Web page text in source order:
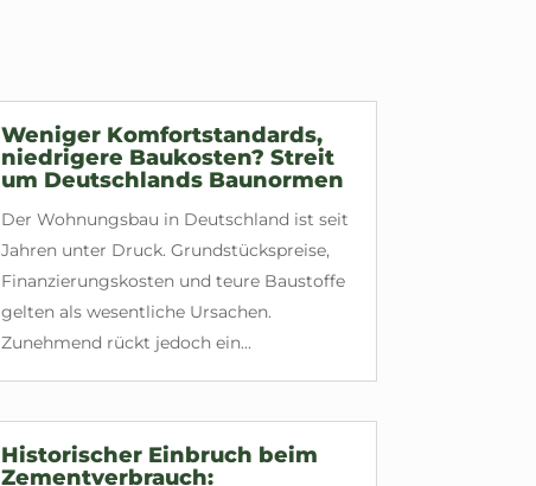
Weniger Komfortstandards,
niedrigere Baukosten? Streit
um Deutschlands Baunormen
Der Wohnungsbau in Deutschland ist seit
Jahren unter Druck. Grundstückspreise,
Finanzierungskosten und teure Baustoffe
gelten als wesentliche Ursachen.
Zunehmend rückt jedoch ein...
Historischer Einbruch beim
Zementverbrauch: